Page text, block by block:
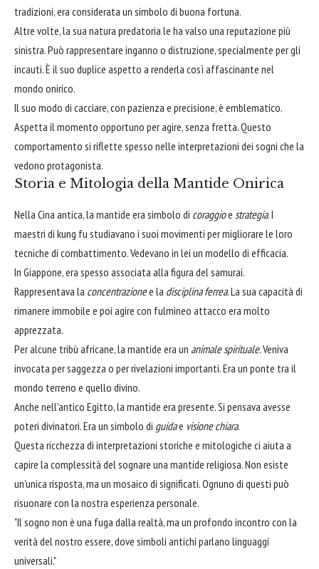
tradizioni, era considerata un simbolo di buona fortuna.
Altre volte, la sua natura predatoria le ha valso una reputazione più
sinistra. Può rappresentare inganno o distruzione, specialmente per gli
incauti. È il suo duplice aspetto a renderla così affascinante nel
mondo onirico.
Il suo modo di cacciare, con pazienza e precisione, è emblematico.
Aspetta il momento opportuno per agire, senza fretta. Questo
comportamento si riflette spesso nelle interpretazioni dei sogni che la
vedono protagonista.
Storia e Mitologia della Mantide Onirica
Nella Cina antica, la mantide era simbolo di coraggioe strategia. I
maestri di kung fu studiavano i suoi movimenti per migliorare le loro
tecniche di combattimento. Vedevano in lei un modello di efficacia.
In Giappone, era spesso associata alla figura del samurai.
Rappresentava la concentrazionee la disciplina ferrea. La sua capacità di
rimanere immobile e poi agire con fulmineo attacco era molto
apprezzata.
Per alcune tribù africane, la mantide era un animale spirituale. Veniva
invocata per saggezza o per rivelazioni importanti. Era un ponte tra il
mondo terreno e quello divino.
Anche nell'antico Egitto, la mantide era presente. Si pensava avesse
poteri divinatori. Era un simbolo di guidae visione chiara.
Questa ricchezza di interpretazioni storiche e mitologiche ci aiuta a
capire la complessità del sognare una mantide religiosa. Non esiste
un'unica risposta, ma un mosaico di significati. Ognuno di questi può
risuonare con la nostra esperienza personale.
"Il sogno non è una fuga dalla realtà, ma un profondo incontro con la
verità del nostro essere, dove simboli antichi parlano linguaggi
universali."